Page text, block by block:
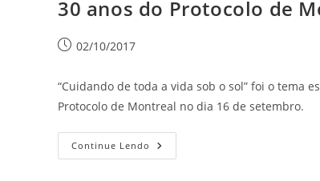
30 anos do Protocolo de
02/10/2017
“Cuidando de toda a vida sob o sol” foi o tema
Protocolo de Montreal no dia 16 de setembro.
Continue Lendo